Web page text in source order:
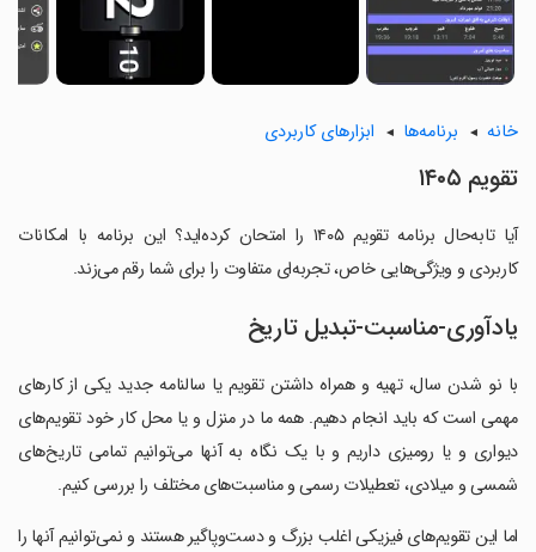
خانه برنامه‌ها ابزارهای کاربردی
تقویم ۱۴۰۵
آیا تابه‌حال برنامه تقویم ۱۴۰۵ را امتحان کرده‌اید؟ این برنامه با امکانات
کاربردی و ویژگی‌هایی خاص، تجربه‌ای متفاوت را برای شما رقم می‌زند.
یادآوری-مناسبت-تبدیل تاریخ
با نو شدن سال، تهیه و همراه داشتن تقویم یا سالنامه جدید یکی از کارهای
مهمی است که باید انجام دهیم. همه ما در منزل و یا محل کار خود تقویم‌های
دیواری و یا رومیزی داریم و با یک نگاه به آنها می‌توانیم تمامی تاریخ‌های
شمسی و میلادی، تعطیلات رسمی و مناسبت‌های مختلف را بررسی کنیم.
اما این تقویم‌های فیزیکی اغلب بزرگ و دست‌وپاگیر هستند و نمی‌توانیم آنها را